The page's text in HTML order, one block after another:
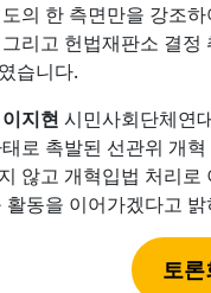
의 한 측면만을 강조
리고 헌법재판소 결
습니다.
이지현 시민사회단체연
로 촉발된 선관위 개
않고 개혁입법 처리
활동을 이어가겠다고
토론